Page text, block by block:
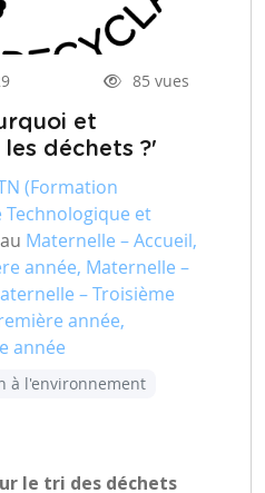
85 vues
et
déchets ?'
(Formation
Technologique et
Maternelle – Accueil,
année, Maternelle –
– Troisième
année,
année
à l'environnement
le tri des déchets